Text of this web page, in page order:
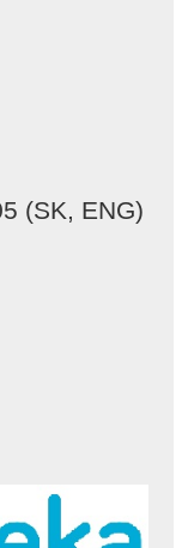
(SK, ENG)